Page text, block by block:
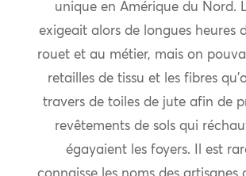
unique en Amérique du Nord.
exigeait alors de longues heures
rouet et au métier, mais on
retailles de tissu et les fibres
travers de toiles de jute afin de
revêtements de sols qui
égayaient les foyers. Il est